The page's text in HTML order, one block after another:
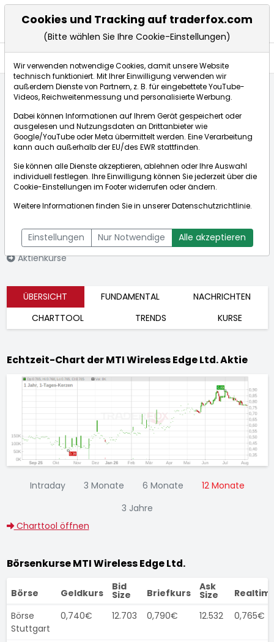
Börse:
Edge Ltd.
[WKN: A0JEQ2 | ISIN:
IL0010958762]
Aktienkurse
Bid:0,740€Ask:0,790€
ÜBERSICHT FUNDAMENTAL
NACHRICHTEN
CHARTTOOL
TRENDS KURSE
Echtzeit-Chart der MTI Wireless Edge Ltd. Aktie
Intraday 3 Monate 6 Monate
12 Monate
3 Jahre
Charttool öffnen
Börsenkurse MTI Wireless Edge Ltd.
Börse Geldkurs
Bid
Size Briefkurs
Ask
Size
Börse
Stuttgart
0,740€ 12.703 0,790€ 12.532 0,765€
Cookies und Tracking auf traderfox.com
(Bitte wählen Sie Ihre Cookie-Einstellungen)
Wir verwenden notwendige Cookies, damit unsere Website
technisch funktioniert. Mit Ihrer Einwilligung verwenden wir
außerdem Dienste von Partnern, z. B. für eingebettete YouTube-
Videos, Reichweitenmessung und personalisierte Werbung.
Dabei können Informationen auf Ihrem Gerät gespeichert oder
ausgelesen und Nutzungsdaten an Drittanbieter wie
Google/YouTube oder Meta übermittelt werden. Eine Verarbeitung
kann auch außerhalb der EU/des EWR stattfinden.
Sie können alle Dienste akzeptieren, ablehnen oder Ihre Auswahl
individuell festlegen. Ihre Einwilligung können Sie jederzeit über die
Cookie-Einstellungen im Footer widerrufen oder ändern.
Weitere Informationen finden Sie in unsererDatenschutzrichtlinie.
Einstellungen Nur Notwendige Alle akzeptieren